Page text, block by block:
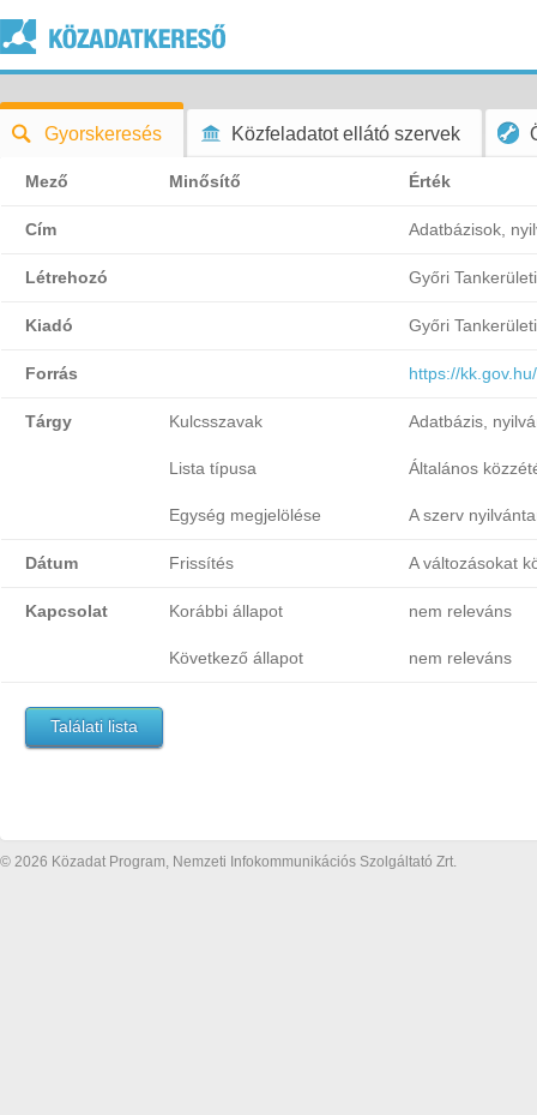
Gyorskeresés Közfeladatot ellátó szervek
Mező Minősítő Érték
Cím Adatbázisok,
Létrehozó Győri
Kiadó Győri
Forrás https://
Tárgy Kulcsszavak Adatbázis,
Lista típusa Általános
Egység megjelölése A szerv
Dátum Frissítés A változásokat
Kapcsolat Korábbi állapot nem releváns
Következő állapot nem releváns
Találati lista
© 2026 Közadat Program, Nemzeti Infokommunikációs Szolgáltató Zrt.